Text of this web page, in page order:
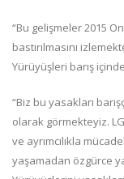
“Bu gelişmeler 2015
bastırılmasını
Yürüyüşleri barış
“Biz bu yasakları
olarak görmekteyiz.
ve ayrımcılıkla
yaşamadan özgürce